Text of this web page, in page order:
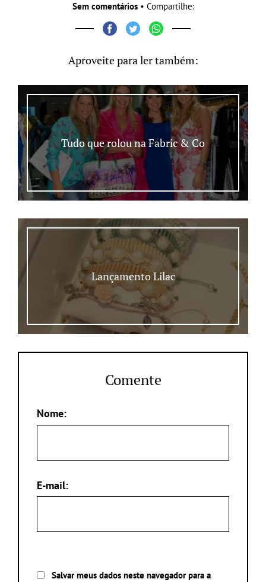
Sem comentários• Compartilhe:
Aproveite para ler também:
Tudo que rolou na Fabric & Co
Lançamento Lilac
Comente
Nome:
E-mail:
Salvar meus dados neste navegador para a